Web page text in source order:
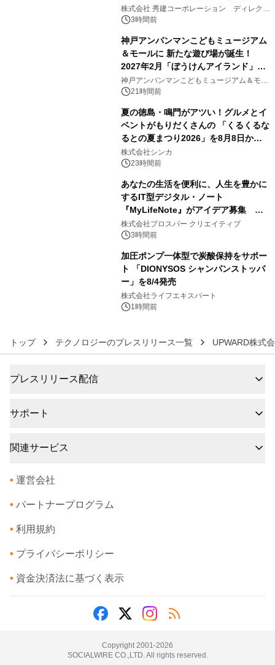
大興奮が今甦る
株式会社 秀建コーポレーション ディレクト
アートギャラリー
3時間前
神戸アンパンマンこどもミュージアム
＆モールに 新たな遊び場が誕生！
2027年2月「ぼうけんアイランド」が
オープン
神戸アンパンマンこどもミュージアム＆モー
ル 21時間前
夏の徳島・鳴門がアツい！グルメとイ
ベントがもりだくさんの 「くるくるな
るとの夏まつり2026」を8月8日から9
日間開催 ～夏限定メニューや大抽選
会、大学芋スティックの振る舞いも～
株式会社シンカ
23時間前
あなたの生活を便利に、人生を豊かに
するIT型デジタル・ノート
『MyLifeNote』がアイデア募集 優
秀賞100名に1年間無償試用
株式会社プロスパー クリエイティブ
3時間前
加圧ポンプ一体型で炭酸保持をサポー
ト 「DIONYSOS シャンパンストッパ
ー」を8/4発売
株式会社ライフエキスパート
1時間前
トップ テクノロジーのプレスリリース一覧 UPWARD株式
プレスリリース配信
サポート
関連サービス
• 運営会社
• パートナープログラム
• 利用規約
• プライバシーポリシー
• 資金決済法に基づく表示
Copyright 2001-2026
SOCIALWIRE CO.,LTD. All rights reserved.